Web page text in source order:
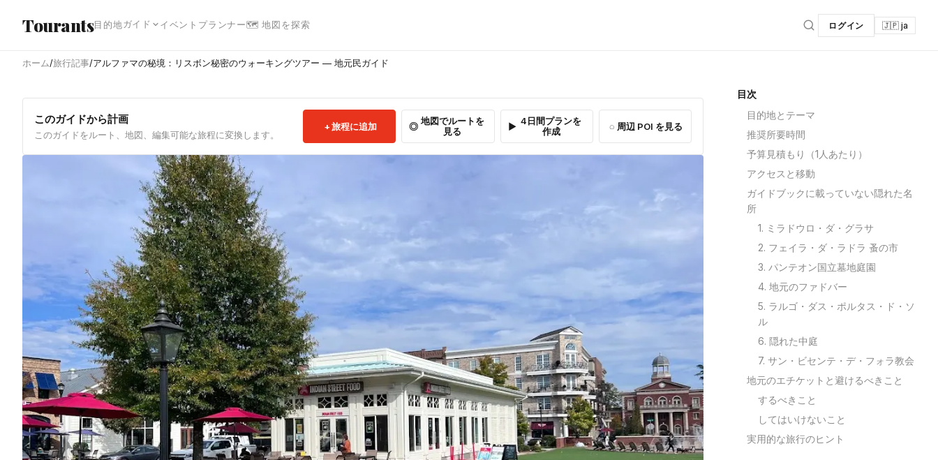
Tourants目的地ガイド イベント プランナー🗺 地図を探索 ログイン 🇯🇵 ja
ホーム/旅行記事/アルファマの秘境：リスボン秘密のウォーキングツアー — 地元民ガイド
このガイドから計画
このガイドをルート、地図、編集可能な旅程に変換します。
旅程に追加
地図でルートを
見る
4日間プランを
作成
周辺 POI を見る
目次
目的地とテーマ
推奨所要時間
予算見積もり（1人あたり）
アクセスと移動
ガイドブックに載っていない隠れた名
所
1. ミラドウロ・ダ・グラサ
2. フェイラ・ダ・ラドラ 蚤の市
3. パンテオン国立墓地庭園
4. 地元のファドバー
5. ラルゴ・ダス・ポルタス・ド・ソ
ル
6. 隠れた中庭
7. サン・ビセンテ・デ・フォラ教会
地元のエチケットと避けるべきこと
するべきこと
してはいけないこと
実用的な旅行のヒント